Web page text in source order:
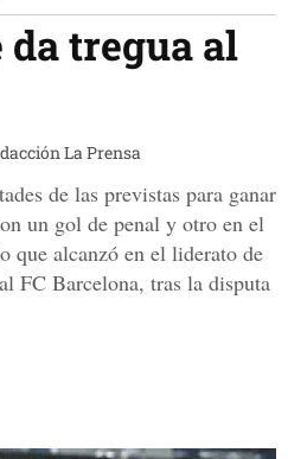
tregua al
La Prensa
de las previstas para ganar
un gol de penal y otro en el
que alcanzó en el liderato de
FC Barcelona, tras la disputa